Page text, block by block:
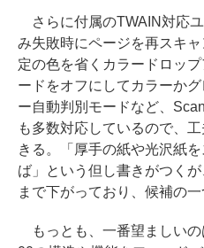
さらに付属のTWAIN対応
み失敗時にページを再スキ
定の色を省くカラードロッ
ードをオフにしてカラーか
ー自動判別モードなど、
も多数対応しているので、
きる。「厚手の紙や光沢紙
ば」という但し書きがつく
まで下がっており、候補の一
もっとも、一番望ましい